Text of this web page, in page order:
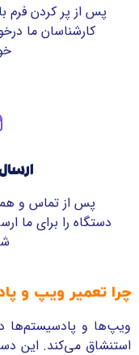
پس از پر کردن فرم
کارشناسان ما
پس از تماس و
دستگاه را برای ما
چرا تعمیر ویپ و
ویپ‌ها و پادسیستم‌ها
استنشاق می‌کند. این